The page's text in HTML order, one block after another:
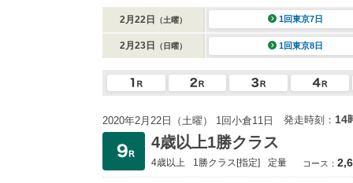
2月22日 （土曜） 1回東京7日
2月23日 （日曜） 1回東京8日
2020年2月22日（土曜） 1回小倉11日 発走時刻： 14
4歳以上1勝クラス
4歳以上 1勝クラス[指定] 定量 コース：